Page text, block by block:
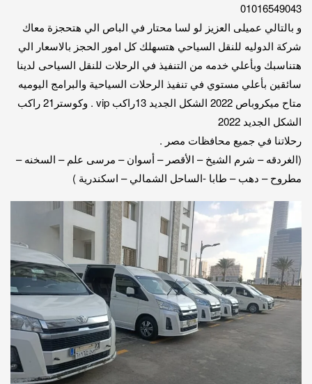
01016549043
و بالتالي عميلى العزيز لو لسا محتار في الباص الي هتحجزة معاك
شركة الدوليه للنقل السياحي هتسهلك كل امور الحجز بالاسعار الي
هتناسبك وبأعلي خدمه من التنفيذ في الرحلات للنقل السياحى لدينا
سائقين بأعلي مستوي في تنفيذ الرحلات السياحية والبرامج اليوميه
متاح ميكروباص 2022 الشكل الجديد 13راكب vip . وكوستر21 راكب
الشكل الجديد 2022
رحلاتنا في جميع محافظات مصر .
(الغردقه – شرم الشيخ – الأقصر – أسوان – مرسى علم – السخنه –
مطروح – دهب – طابا -الساحل الشمالي – اسكندرية )